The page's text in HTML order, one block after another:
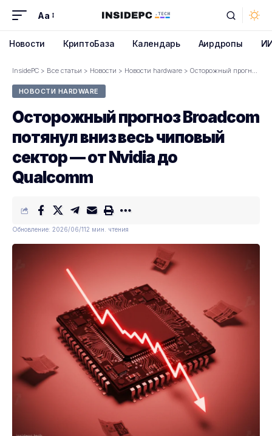
Font
Aa
Новости КриптоБаза Календарь Аирдропы
InsidePC > Все статьи > Новости > Новости hardware > Осторожный прогноз Broadcom потянул вниз весь чиповый сектор — от Nvidia до Qualcomm
НОВОСТИ HARDWARE
Осторожный прогноз Broadcom
потянул вниз весь чиповый
сектор — от Nvidia до
Qualcomm
Обновление: 2026/06/112 мин. чтения